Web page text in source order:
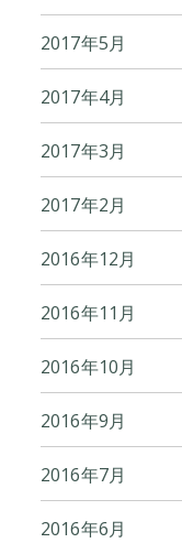
2017年5月
2017年4月
2017年3月
2017年2月
2016年12月
2016年11月
2016年10月
2016年9月
2016年7月
2016年6月